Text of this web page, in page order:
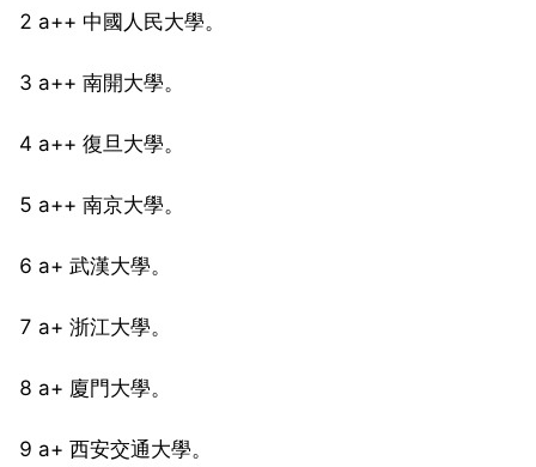
2 a++ 中國人民大學。
3 a++ 南開大學。
4 a++ 復旦大學。
5 a++ 南京大學。
6 a+ 武漢大學。
7 a+ 浙江大學。
8 a+ 廈門大學。
9 a+ 西安交通大學。